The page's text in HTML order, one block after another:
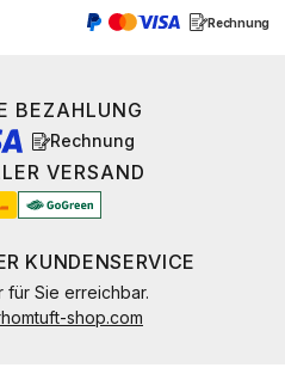
Rechnung
BEZAHLUNG
Rechnung
VERSAND
KUNDENSERVICE
für Sie erreichbar.
shop.com